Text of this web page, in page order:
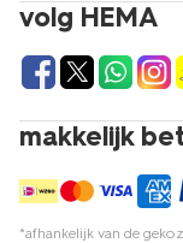
volg HEMA
makkelijk
*afhankelijk van de